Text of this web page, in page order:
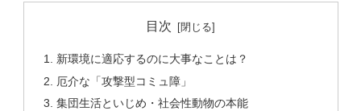
目次
新環境に適応するのに大事なことは？
厄介な「攻撃型コミュ障」
集団生活といじめ・社会性動物の本能